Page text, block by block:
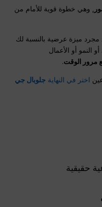
, وهي خطوة قوية للأمام من
مجرد ميزة عرضية بالنسبة لك
النمو أو الأعمال
مرور الوقت.
اختر في النهاية جلوبال جي
حقيقية